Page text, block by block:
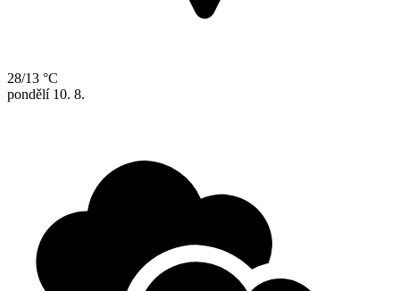
28/13 °C
pondělí 10. 8.